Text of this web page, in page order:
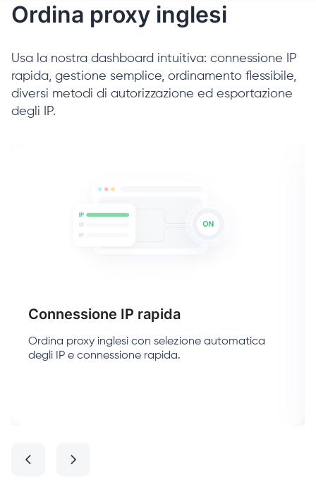
Ordina proxy inglesi
Usa la nostra dashboard intuitiva: connessione IP
rapida, gestione semplice, ordinamento flessibile,
diversi metodi di autorizzazione ed esportazione
degli IP.
Connessione IP rapida
Ordina proxy inglesi con selezione automatica
degli IP e connessione rapida.